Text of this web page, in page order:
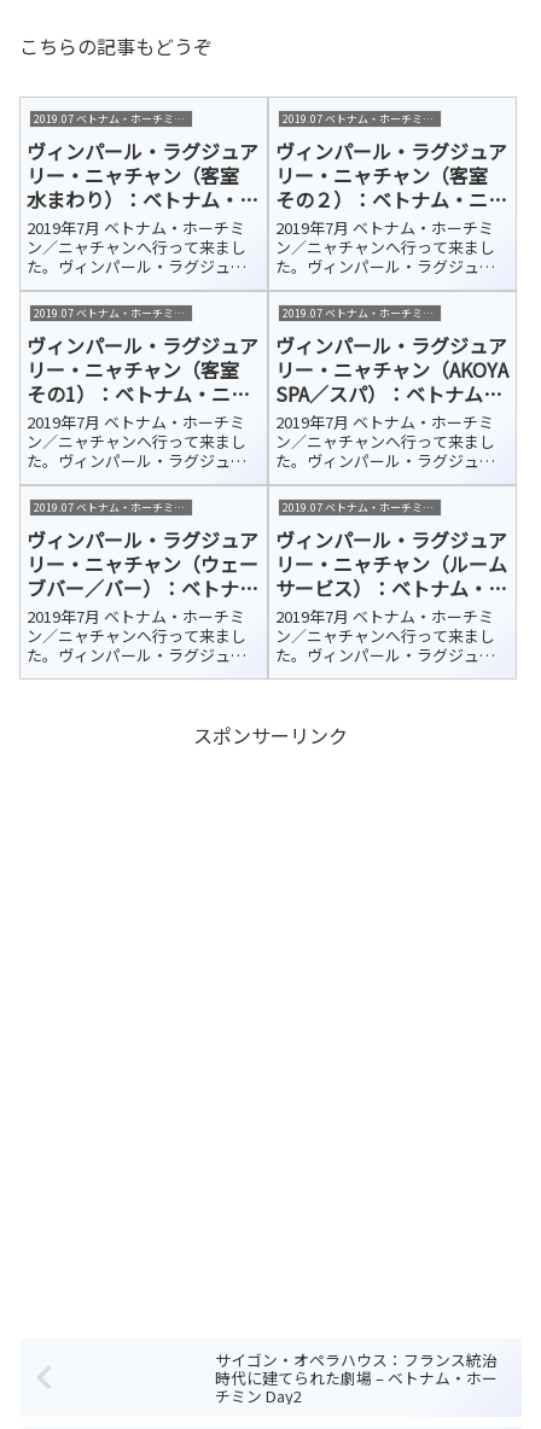
こちらの記事もどうぞ
2019.07 ベトナム・ホーチミン/ニャチャン
ヴィンパール・ラグジュア
リー・ニャチャン（客室
水まわり）：ベトナム・ニ
ャチャン 宿泊ホテル紹介
2019年7月 ベトナム・ホーチミ
ン／ニャチャンへ行って来まし
た。ヴィンパール・ラグジュア
リー・ニャチャン（Vinpearl
Luxury NhaTrang）今回の宿泊ホ
テルはカムラン国際空港から車
で約45分、さらにフェリーで10
分ほどのホ...
2019.07 ベトナム・ホーチミン/ニャチャン
ヴィンパール・ラグジュア
リー・ニャチャン（客室
その２）：ベトナム・ニャ
チャン 宿泊ホテル紹介
2019年7月 ベトナム・ホーチミ
ン／ニャチャンへ行って来まし
た。ヴィンパール・ラグジュア
リー・ニャチャン（Vinpearl
Luxury NhaTrang）今回の宿泊ホ
テルはカムラン国際空港から車
で約45分、さらにフェリーで10
分ほどのホ...
2019.07 ベトナム・ホーチミン/ニャチャン
ヴィンパール・ラグジュア
リー・ニャチャン（客室
その1）：ベトナム・ニャ
チャン 宿泊ホテル紹介
2019年7月 ベトナム・ホーチミ
ン／ニャチャンへ行って来まし
た。ヴィンパール・ラグジュア
リー・ニャチャン（Vinpearl
Luxury NhaTrang）今回の宿泊ホ
テルはカムラン国際空港から車
で約45分、さらにフェリーで10
分ほどのホ...
2019.07 ベトナム・ホーチミン/ニャチャン
ヴィンパール・ラグジュア
リー・ニャチャン（AKOYA
SPA／スパ）：ベトナム・
ニャチャン 宿泊ホテル紹
介
2019年7月 ベトナム・ホーチミ
ン／ニャチャンへ行って来まし
た。ヴィンパール・ラグジュア
リー・ニャチャン（Vinpearl
Luxury NhaTrang）今回の宿泊ホ
テルはカムラン国際空港から車
で約45分、さらにフェリーで10
分ほどのホ...
2019.07 ベトナム・ホーチミン/ニャチャン
ヴィンパール・ラグジュア
リー・ニャチャン（ウェー
ブバー／バー）：ベトナ
ム・ニャチャン 宿泊ホテ
ル紹介
2019年7月 ベトナム・ホーチミ
ン／ニャチャンへ行って来まし
た。ヴィンパール・ラグジュア
リー・ニャチャン（Vinpearl
で約45分、さらにフェリーで10
2019.07 ベトナム・ホーチミン/ニャチャン
ヴィンパール・ラグジュア
リー・ニャチャン（ルーム
サービス）：ベトナム・ニ
ャチャン 宿泊ホテル紹介
2019年7月 ベトナム・ホーチミ
ン／ニャチャンへ行って来まし
た。ヴィンパール・ラグジュア
リー・ニャチャン（Vinpearl
で約45分、さらにフェリーで10
分ほどのホ...
スポンサーリンク
サイゴン・オペラハウス：フランス統治
時代に建てられた劇場 – ベトナム・ホー
チミン Day2